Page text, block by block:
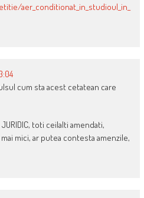
aer_conditionat_in_studioul_in_
cum sta acest cetatean care
JURIDIC, toti ceilalti amendati,
mici, ar putea contesta amenzile,